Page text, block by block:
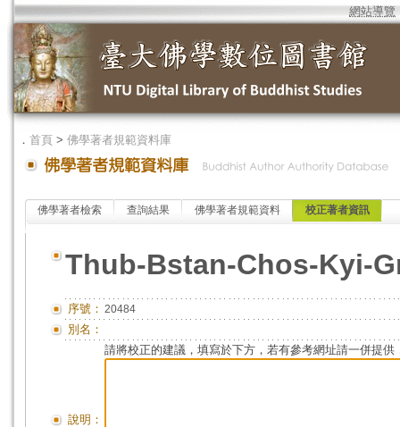
網站導覽
． 首頁 > 佛學著者規範資料庫
佛學著者檢索 查詢結果 佛學著者規範資料 校正著者資訊
Thub-Bstan-Chos-Kyi-
序號： 20484
別名：
說明：
請將校正的建議，填寫於下方，若有參考網址請一併提供